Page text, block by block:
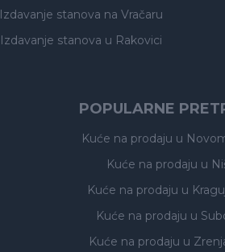
Izdavanje stanova na Vračaru
Izdavanje stanova u Rakovici
POPULARNE
Kuće na prodaju u
Kuće na prodaju u
Kuće na prodaju u
Kuće na prodaju u
Kuće na prodaju u